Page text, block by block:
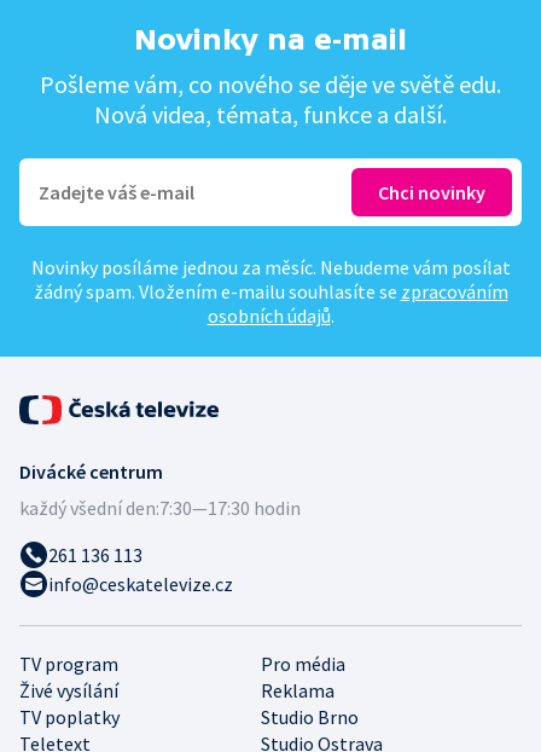
Novinky na e-mail
Pošleme vám, co nového se děje ve světě edu.
Nová videa, témata, funkce a další.
Novinky posíláme jednou za měsíc. Nebudeme vám posílat
žádný spam. Vložením e-mailu souhlasíte se zpracováním
osobních údajů.